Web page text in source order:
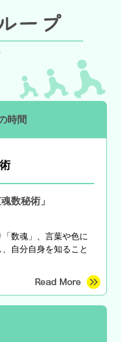
時間
数秘術」
数魂」、言葉や色に
自分自身を知ること